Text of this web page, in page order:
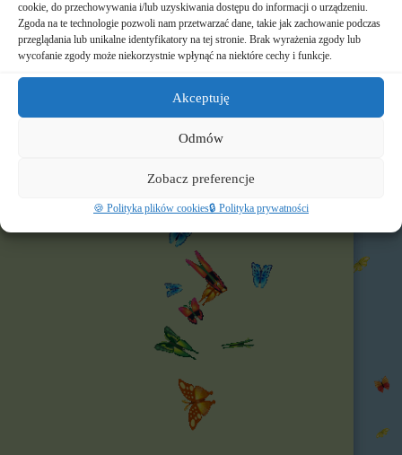
cookie, do przechowywania i/lub uzyskiwania dostępu do informacji o urządzeniu.
Zgoda na te technologie pozwoli nam przetwarzać dane, takie jak zachowanie podczas
przeglądania lub unikalne identyfikatory na tej stronie. Brak wyrażenia zgody lub
wycofanie zgody może niekorzystnie wpłynąć na niektóre cechy i funkcje.
Akceptuję
Odmów
Zobacz preferencje
🍪 Polityka plików cookies🔒 Polityka prywatności
🚸 Rekrutacja
🌐 Polecamy